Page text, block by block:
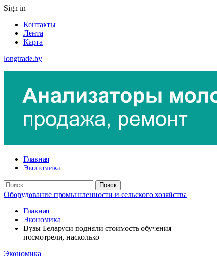
Sign in
Контакты
Лента
Карта
longtrade.by
Главная
Экономика
Оборудование промышленности и сельского хозяйства
Главная
Экономика
Вузы Беларуси подняли стоимость обучения –
посмотрели, насколько
Экономика